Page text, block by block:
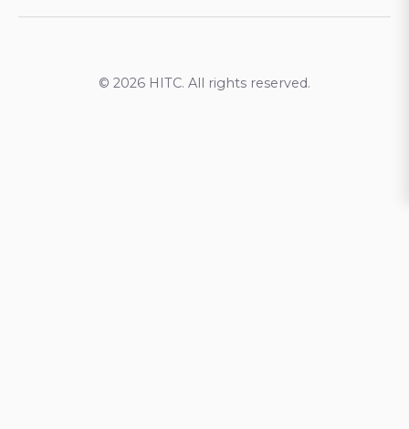
© 2026 HITC. All rights reserved.